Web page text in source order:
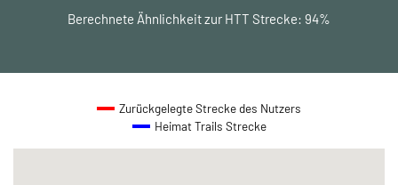
Berechnete Ähnlichkeit zur HTT Strecke: 94%
Zurückgelegte Strecke des Nutzers
Heimat Trails Strecke